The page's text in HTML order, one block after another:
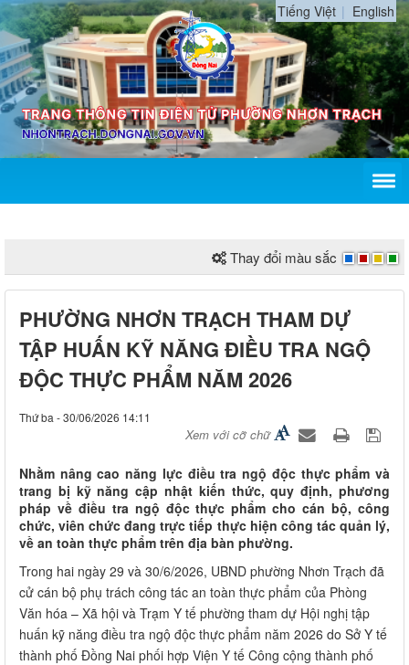
Tiếng Việt English
Thay đổi màu sắc
PHƯỜNG NHƠN TRẠCH THAM DỰ
TẬP HUẤN KỸ NĂNG ĐIỀU TRA NGỘ
ĐỘC THỰC PHẨM NĂM 2026
Thứ ba - 30/06/2026 14:11
Xem với cỡ chữ
Nhằm nâng cao năng lực điều tra ngộ độc thực phẩm và
trang bị kỹ năng cập nhật kiến thức, quy định, phương
pháp về điều tra ngộ độc thực phẩm cho cán bộ, công
chức, viên chức đang trực tiếp thực hiện công tác quản lý,
về an toàn thực phẩm trên địa bàn phường.
Trong hai ngày 29 và 30/6/2026, UBND phường Nhơn Trạch đã
cử cán bộ phụ trách công tác an toàn thực phẩm của Phòng
Văn hóa – Xã hội và Trạm Y tế phường tham dự Hội nghị tập
huấn kỹ năng điều tra ngộ độc thực phẩm năm 2026 do Sở Y tế
thành phố Đồng Nai phối hợp Viện Y tế Công cộng thành phố